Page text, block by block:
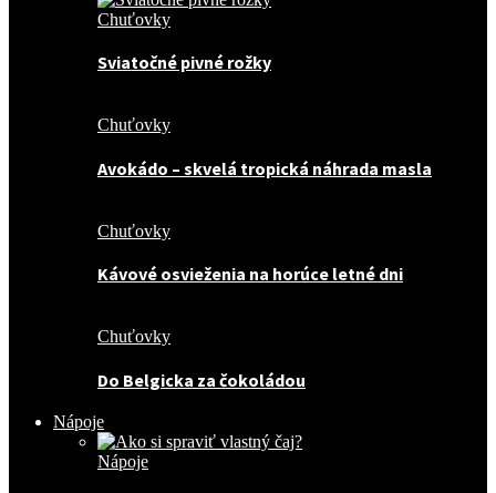
Chuťovky
Sviatočné pivné rožky
Chuťovky
Avokádo – skvelá tropická náhrada masla
Chuťovky
Kávové osvieženia na horúce letné dni
Chuťovky
Do Belgicka za čokoládou
Nápoje
Nápoje